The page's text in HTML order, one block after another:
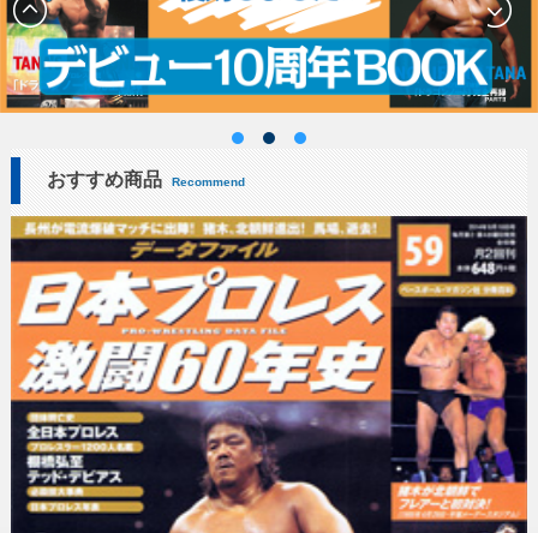
おすすめ商品 Recommend